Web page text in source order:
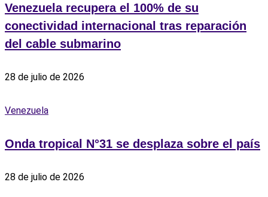
Venezuela recupera el 100% de su
conectividad internacional tras reparación
del cable submarino
28 de julio de 2026
Venezuela
Onda tropical N°31 se desplaza sobre el país
28 de julio de 2026